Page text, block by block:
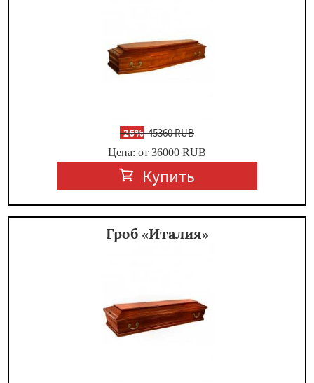
-26%45360 RUB
Цена: от 36000 RUB
Купить
Гроб «Италия»